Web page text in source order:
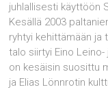
juhlallisesti käyttöön
Kesällä 2003
ryhtyi kehittämään ja
talo siirtyi Eino
on kesäisin suosittu
ja Elias Lönnrotin